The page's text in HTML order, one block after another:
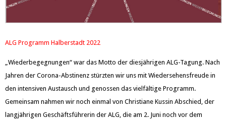
ALG Programm Halberstadt 2022
„Wiederbegegnungen“ war das Motto der diesjährigen ALG-Tagung. Nach
Jahren der Corona-Abstinenz stürzten wir uns mit Wiedersehensfreude in
den intensiven Austausch und genossen das vielfältige Programm.
Gemeinsam nahmen wir noch einmal von Christiane Kussin Abschied, der
langjährigen Geschäftsführerin der ALG, die am 2. Juni noch vor dem